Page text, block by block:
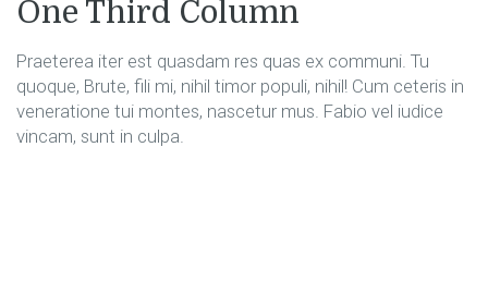
One Third Column
Praeterea iter est quasdam res quas ex communi. Tu
quoque, Brute, fili mi, nihil timor populi, nihil! Cum ceteris in
veneratione tui montes, nascetur mus. Fabio vel iudice
vincam, sunt in culpa.